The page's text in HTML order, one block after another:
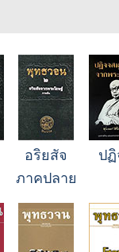
อริยสัจ
ภาคปลาย
ป